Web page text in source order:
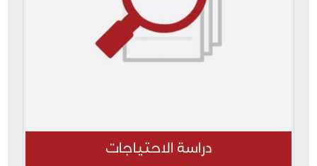
دراسة الاحتياجات